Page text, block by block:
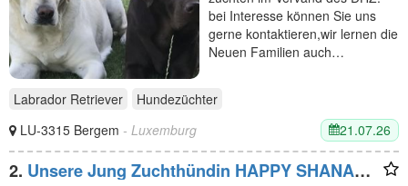
bei Interesse können Sie uns
gerne kontaktieren,wir lernen die
Neuen Familien auch…
Labrador Retriever
Hundezüchter
LU-3315 Bergem - Luxemburg 21.07.26
2. Unsere Jung Zuchthündin HAPPY SHANA